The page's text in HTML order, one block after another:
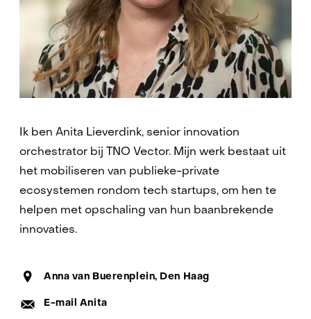
Ik ben Anita Lieverdink, senior innovation
orchestrator bij TNO Vector. Mijn werk bestaat uit
het mobiliseren van publieke-private
ecosystemen rondom tech startups, om hen te
helpen met opschaling van hun baanbrekende
innovaties.
Standplaats:
Anna van Buerenplein, Den Haag
E-
mail:
E-mail Anita